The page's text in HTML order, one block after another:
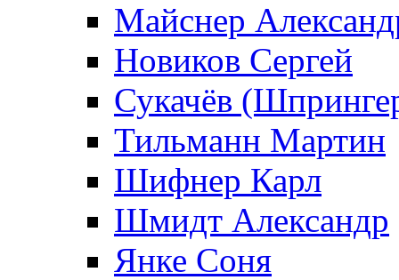
Майснер
Новиков Сергей
Сукачёв
Тильманн Мартин
Шифнер Карл
Шмидт Александр
Янке Соня